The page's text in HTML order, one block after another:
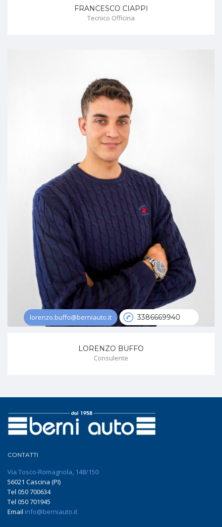
FRANCESCO CIAPPI
Tecnico Officina
lorenzo.buffo@berniauto.it 3386669940
LORENZO BUFFO
Consulente
CONTATTI
Via Tosco-Romagnola, 148/150
56021 Cascina (PI)
Tel 050 700634
Tel 050 701945
Email info@berniauto.it